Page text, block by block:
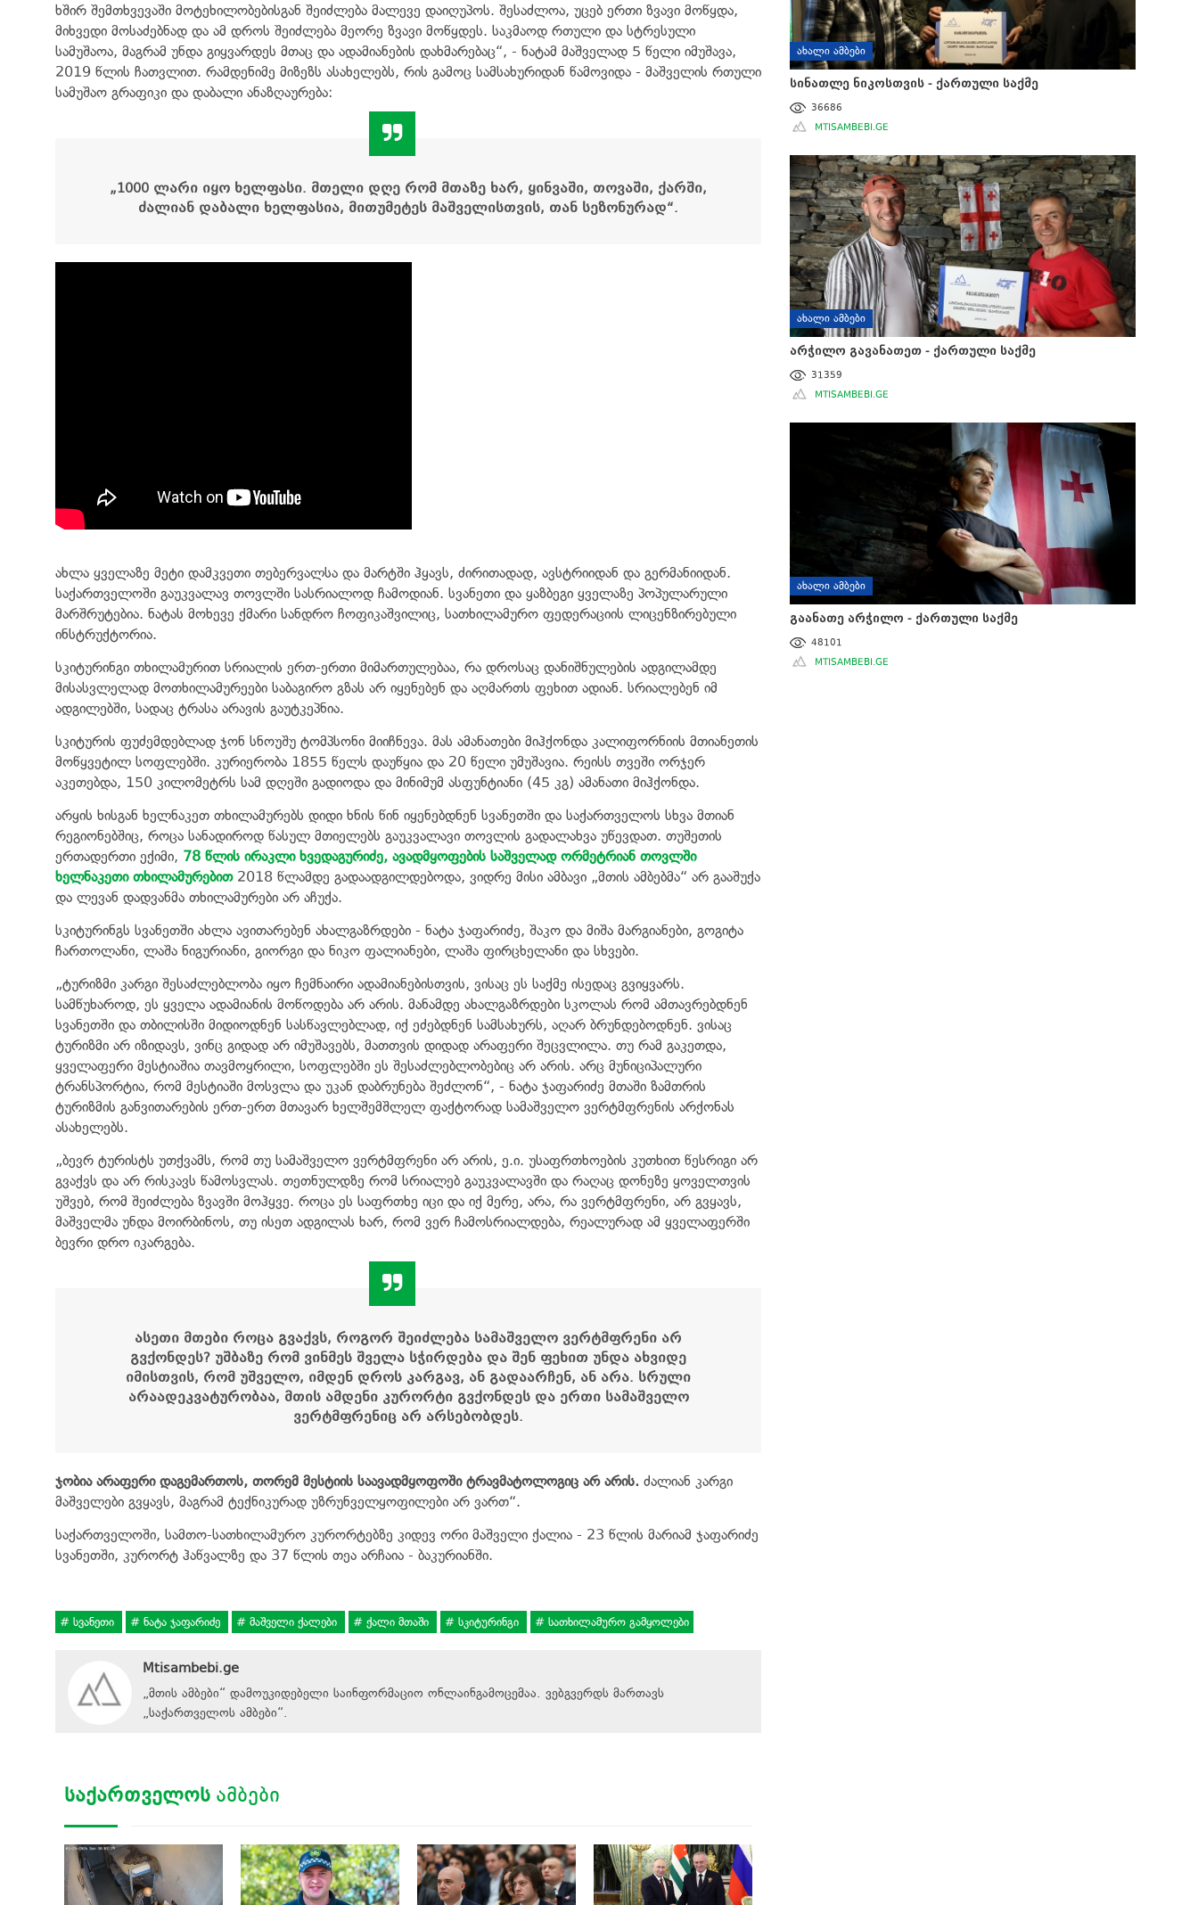
ხშირ შემთხვევაში მოტეხილობებისგან შეიძლება მალევე დაიღუპოს. შესაძლოა, უცებ ერთი ზვავი მოწყდა,
მიხვედი მოსაძებნად და ამ დროს შეიძლება მეორე ზვავი მოწყდეს. საკმაოდ რთული და სტრესული
სამუშაოა, მაგრამ უნდა გიყვარდეს მთაც და ადამიანების დახმარებაც“, - ნატამ მაშველად 5 წელი იმუშავა,
2019 წლის ჩათვლით. რამდენიმე მიზეზს ასახელებს, რის გამოც სამსახურიდან წამოვიდა - მაშველის რთული
სამუშაო გრაფიკი და დაბალი ანაზღაურება:
„1000 ლარი იყო ხელფასი. მთელი დღე რომ მთაზე ხარ, ყინვაში, თოვაში, ქარში,
ძალიან დაბალი ხელფასია, მითუმეტეს მაშველისთვის, თან სეზონურად“.
ახლა ყველაზე მეტი დამკვეთი თებერვალსა და მარტში ჰყავს, ძირითადად, ავსტრიიდან და გერმანიიდან.
საქართველოში გაუკვალავ თოვლში სასრიალოდ ჩამოდიან. სვანეთი და ყაზბეგი ყველაზე პოპულარული
მარშრუტებია. ნატას მოხევე ქმარი სანდრო ჩოფიკაშვილიც, სათხილამურო ფედერაციის ლიცენზირებული
ინსტრუქტორია.
სკიტურინგი თხილამურით სრიალის ერთ-ერთი მიმართულებაა, რა დროსაც დანიშნულების ადგილამდე
მისასვლელად მოთხილამურეები საბაგირო გზას არ იყენებენ და აღმართს ფეხით ადიან. სრიალებენ იმ
ადგილებში, სადაც ტრასა არავის გაუტკეპნია.
სკიტურის ფუძემდებლად ჯონ სნოუშუ ტომპსონი მიიჩნევა. მას ამანათები მიჰქონდა კალიფორნიის მთიანეთის
მოწყვეტილ სოფლებში. კურიერობა 1855 წელს დაუწყია და 20 წელი უმუშავია. რეისს თვეში ორჯერ
აკეთებდა, 150 კილომეტრს სამ დღეში გადიოდა და მინიმუმ ასფუნტიანი (45 კგ) ამანათი მიჰქონდა.
არყის ხისგან ხელნაკეთ თხილამურებს დიდი ხნის წინ იყენებდნენ სვანეთში და საქართველოს სხვა მთიან
რეგიონებშიც, როცა სანადიროდ წასულ მთიელებს გაუკვალავი თოვლის გადალახვა უწევდათ. თუშეთის
ერთადერთი ექიმი, 78 წლის ირაკლი ხვედაგურიძე, ავადმყოფების საშველად ორმეტრიან თოვლში
ხელნაკეთი თხილამურებით 2018 წლამდე გადაადგილდებოდა, ვიდრე მისი ამბავი „მთის ამბებმა“ არ გააშუქა
და ლევან დადვანმა თხილამურები არ აჩუქა.
სკიტურინგს სვანეთში ახლა ავითარებენ ახალგაზრდები - ნატა ჯაფარიძე, შაკო და მიშა მარგიანები, გოგიტა
ჩართოლანი, ლაშა ნიგურიანი, გიორგი და ნიკო ფალიანები, ლაშა ფირცხელანი და სხვები.
„ტურიზმი კარგი შესაძლებლობა იყო ჩემნაირი ადამიანებისთვის, ვისაც ეს საქმე ისედაც გვიყვარს.
სამწუხაროდ, ეს ყველა ადამიანის მოწოდება არ არის. მანამდე ახალგაზრდები სკოლას რომ ამთავრებდნენ
სვანეთში და თბილისში მიდიოდნენ სასწავლებლად, იქ ეძებდნენ სამსახურს, აღარ ბრუნდებოდნენ. ვისაც
ტურიზმი არ იზიდავს, ვინც გიდად არ იმუშავებს, მათთვის დიდად არაფერი შეცვლილა. თუ რამ გაკეთდა,
ყველაფერი მესტიაშია თავმოყრილი, სოფლებში ეს შესაძლებლობებიც არ არის. არც მუნიციპალური
ტრანსპორტია, რომ მესტიაში მოსვლა და უკან დაბრუნება შეძლონ“, - ნატა ჯაფარიძე მთაში ზამთრის
ტურიზმის განვითარების ერთ-ერთ მთავარ ხელშემშლელ ფაქტორად სამაშველო ვერტმფრენის არქონას
ასახელებს.
„ბევრ ტურისტს უთქვამს, რომ თუ სამაშველო ვერტმფრენი არ არის, ე.ი. უსაფრთხოების კუთხით წესრიგი არ
გვაქვს და არ რისკავს წამოსვლას. თეთნულდზე რომ სრიალებ გაუკვალავში და რაღაც დონეზე ყოველთვის
უშვებ, რომ შეიძლება ზვავში მოჰყვე. როცა ეს საფრთხე იცი და იქ მერე, არა, რა ვერტმფრენი, არ გვყავს,
მაშველმა უნდა მოირბინოს, თუ ისეთ ადგილას ხარ, რომ ვერ ჩამოსრიალდება, რეალურად ამ ყველაფერში
ბევრი დრო იკარგება.
ასეთი მთები როცა გვაქვს, როგორ შეიძლება სამაშველო ვერტმფრენი არ
გვქონდეს? უშბაზე რომ ვინმეს შველა სჭირდება და შენ ფეხით უნდა ახვიდე
იმისთვის, რომ უშველო, იმდენ დროს კარგავ, ან გადაარჩენ, ან არა. სრული
არაადეკვატურობაა, მთის ამდენი კურორტი გვქონდეს და ერთი სამაშველო
ვერტმფრენიც არ არსებობდეს.
ჯობია არაფერი დაგემართოს, თორემ მესტიის საავადმყოფოში ტრავმატოლოგიც არ არის. ძალიან კარგი
მაშველები გვყავს, მაგრამ ტექნიკურად უზრუნველყოფილები არ ვართ“.
საქართველოში, სამთო-სათხილამურო კურორტებზე კიდევ ორი მაშველი ქალია - 23 წლის მარიამ ჯაფარიძე
სვანეთში, კურორტ ჰაწვალზე და 37 წლის თეა არჩაია - ბაკურიანში.
სვანეთი ნატა ჯაფარიძე მაშველი ქალები ქალი მთაში სკიტურინგი სათხილამურო გამყოლები
Mtisambebi.ge
„მთის ამბები“ დამოუკიდებელი საინფორმაციო ონლაინგამოცემაა. ვებგვერდს მართავს
„საქართველოს ამბები“.
ᲡᲐᲥᲐᲠᲗᲕᲔᲚᲝᲡ ᲐᲛᲑᲔᲑᲘ
ᲐᲮᲐᲚᲘ ᲐᲛᲑᲔᲑᲘ
სინათლე ნიკოსთვის - ქართული საქმე
36686
MTISAMBEBI.GE
ᲐᲮᲐᲚᲘ ᲐᲛᲑᲔᲑᲘ
არჭილო გავანათეთ - ქართული საქმე
31359
MTISAMBEBI.GE
ᲐᲮᲐᲚᲘ ᲐᲛᲑᲔᲑᲘ
გაანათე არჭილო - ქართული საქმე
48101
MTISAMBEBI.GE